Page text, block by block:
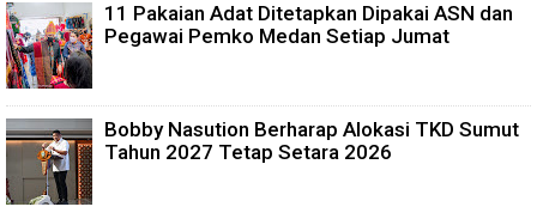
11 Pakaian Adat Ditetapkan Dipakai ASN dan
Pegawai Pemko Medan Setiap Jumat
Bobby Nasution Berharap Alokasi TKD Sumut
Tahun 2027 Tetap Setara 2026